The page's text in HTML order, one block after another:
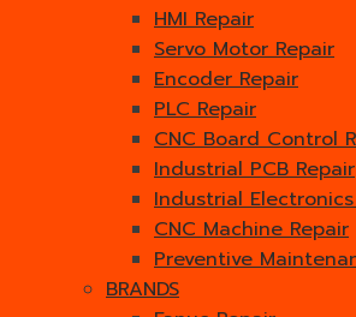
HMI Repair
Servo Motor Repair
Encoder Repair
PLC Repair
CNC Board Control
Industrial PCB Repair
Industrial
CNC Machine Repair
Preventive
BRANDS